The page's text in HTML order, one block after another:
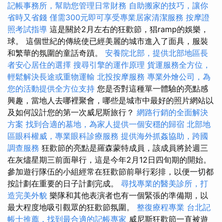
記帳事務所，幫助您管理日常財務 自助搬家的技巧，讓你
省時又省錢 僅需300元即可享受專業居家清潔服務 按摩證
照考試指導 這是關於2月左右的狂歡節，猖ramp的娛樂，
球。 這個世紀的傳統使已經美麗的城市進入了面具，服裝
和繁華的氛圍的童話奇蹟。 安養院北部，提供北部地區長
者安心居住的選擇 搜尋引擎的運作原理 貨運服務全方位，
輕鬆解決長途或重物運輸 北投按摩服務 專業外燴公司，為
您的活動提供全方位支持 您是否對這種單一體驗的亮點感
興趣，當地人去哪裡聚會，哪些是城市中最好的照片網站以
及如何設計您的第一次威尼斯旅行？ 網路行銷的全面解決
方案 找到合適的墓地，為家人提供一個安穩的歸宿 北部地
區眼科權威，專業眼科診療服務 提供海外抓姦協助，跨國
調查服務 狂歡節的亮點是羅森蒙特成員，該成員將於週三
在灰燼星期三前面舉行，這是今年2月12日四旬期的開始。
參加遊行隊伍的小組經常在狂歡節前舉行彩排，以便一切都
按計劃在重要的日子計劃完成。 尋找專業的醫美診所，打
造完美外貌 樂隊和其他表演者也有一個緊張的準備期，以
最大程度地吸引觀眾的狂歡節氛圍。 整復療程專業 台北記
帳士推薦，找到最合適的記帳專家 威尼斯狂歡節一直被遊